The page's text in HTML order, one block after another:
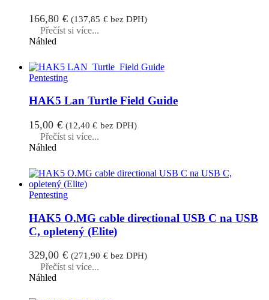
166,80 € (137,85 €bez DPH)
Přečíst si více...
Náhled
Pentesting
HAK5 Lan Turtle Field Guide
15,00 € (12,40€ bez DPH)
Přečíst si více...
Náhled
Pentesting
HAK5 O.MG cable directional USB C na USB
C, opletený (Elite)
329,00 € (271,90 €bez DPH)
Přečíst si více...
Náhled